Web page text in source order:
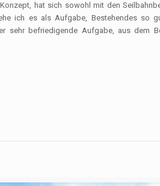
hat sich sowohl mit den
ich es als Aufgabe, Bestehendes so
sehr befriedigende Aufgabe, aus dem